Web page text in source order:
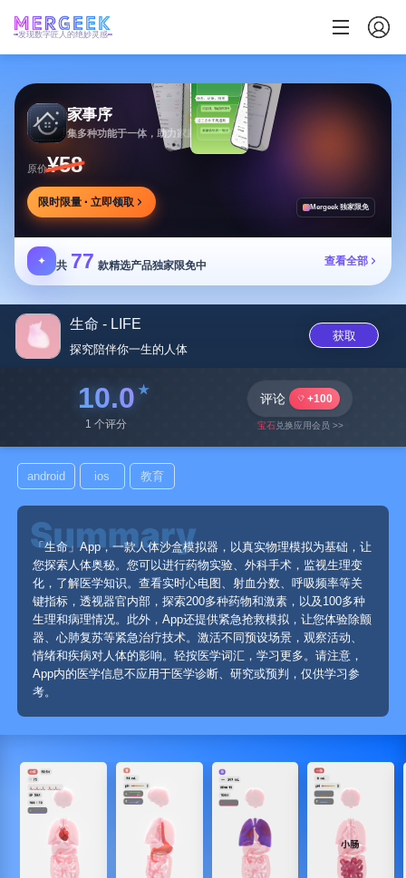
发现数字匠人的绝妙灵感
家事序
集多种功能于一体，助力家庭生活有序协作
原价¥58
限时限量 · 立即领取 Mergeek 独家限免
✦ 共 77 款精选产品独家限免中 查看全部
生命 - LIFE
探究陪伴你一生的人‪体‬
获取
10.0
1 个评分
评论 +100
宝石兑换应用会员 >>
android ios 教育
「生命」App，一款人体沙盒模拟器，以真实物理模拟为基础，让
您探索人体奥秘。您可以进行药物实验、外科手术，监视生理变
化，了解医学知识。查看实时心电图、射血分数、呼吸频率等关
键指标，透视器官内部，探索200多种药物和激素，以及100多种
生理和病理情况。此外，App还提供紧急抢救模拟，让您体验除颤
器、心肺复苏等紧急治疗技术。激活不同预设场景，观察活动、
情绪和疾病对人体的影响。轻按医学词汇，学习更多。请注意，
App内的医学信息不应用于医学诊断、研究或预判，仅供学习参
考。